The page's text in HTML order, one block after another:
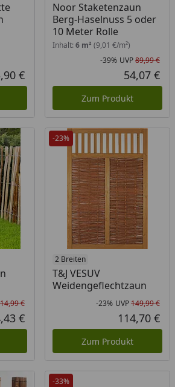
Aktueller Preis
€
Noor Staketenzaun
Berg-Haselnuss 5 oder
10 Meter Rolle
Inhalt: 6 m² (9,01 €/m²)
-39% UVP89,99 €
54,07 €
Zum Produkt
Rabatt in Prozent
Ursprünglicher Preis
14,99 €
Aktueller Preis
€
-23%
2 Breiten
T&J VESUV
Weidengeflechtzaun
-23% UVP149,99 €
114,70 €
Zum Produkt
-33%